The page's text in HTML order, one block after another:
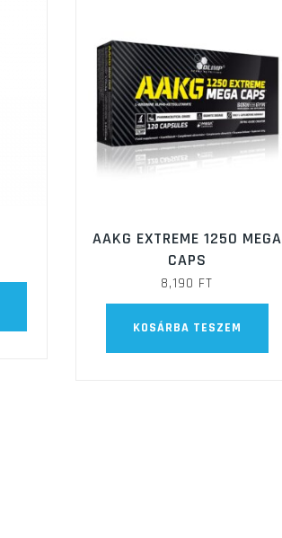
AAKG EXTREME 1250 MEGA
CAPS
8,190 FT
KOSÁRBA TESZEM